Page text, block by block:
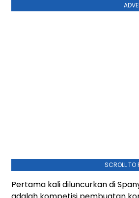
SCROLL TO
Pertama kali diluncurkan di